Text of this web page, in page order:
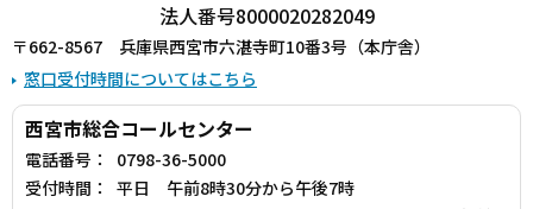
法人番号8000020282049
〒662-8567 兵庫県西宮市六湛寺町10番3号（本庁舎）
窓口受付時間についてはこちら
西宮市総合コールセンター
電話番号：
0798-36-5000
受付時間：
平日 午前8時30分から午後7時